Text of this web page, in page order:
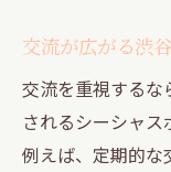
交流が広がる渋
交流を重視するな
されるシーシャス
例えば、定期的な